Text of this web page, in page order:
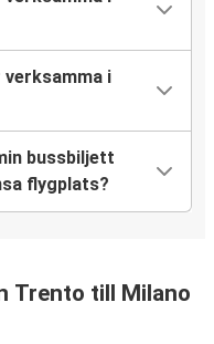
verksamma i
bussbiljett
flygplats?
Trento till Milano